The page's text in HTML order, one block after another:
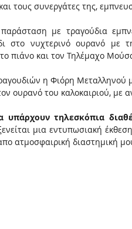
και τους συνεργάτες της,
με τραγούδια
στο νυχτερινό ουρανό
πιάνο και τον Τηλέμαχο
η Φιόρη Μεταλληνού
ουρανό του καλοκαιριού,
υπάρχουν τηλεσκόπια
μια εντυπωσιακή
ατμοσφαιρική διαστημική